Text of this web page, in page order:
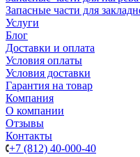
Запасные части для
Услуги
Блог
Доставки и оплата
Условия оплаты
Условия доставки
Гарантия на товар
Компания
О компании
Отзывы
Контакты
+7 (812) 40-000-40